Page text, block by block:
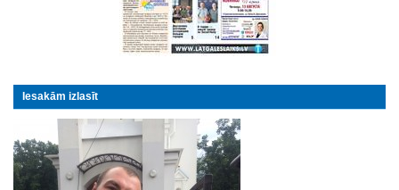
Iesakām izlasīt